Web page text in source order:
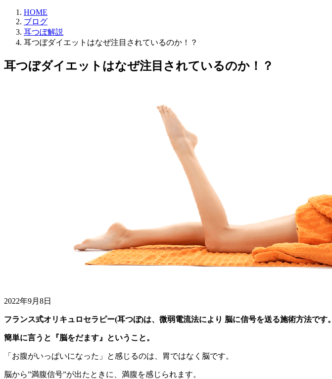
HOME
ブログ
耳つぼ解説
耳つぼダイエットはなぜ注目されているのか！？
耳つぼダイエットはなぜ注目されているのか！？
2022年9月8日
フランス式オリキュロセラピー(耳つぼ)は、微弱電流法により 脳に信号を送る施術方法です。
簡単に言うと『脳をだます』ということ。
「お腹がいっぱいになった」と感じるのは、胃ではなく脳です。
脳から”満腹信号”が出たときに、満腹を感じられます。